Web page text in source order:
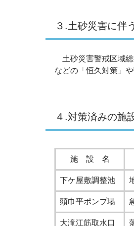
３.土砂災害に伴
土砂災害警戒区域総
などの「恒久対策」
４.対策済みの施
施 設 名
下ケ屋敷調整池
頭巾平ポンプ場
大滝江筋取水口